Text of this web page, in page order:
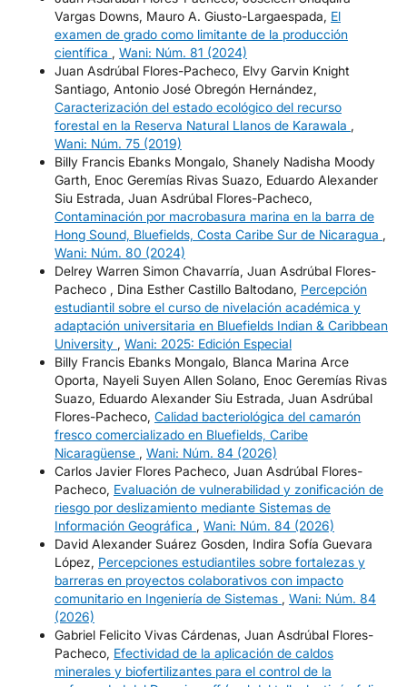
Vargas Downs, Mauro A. Giusto-Largaespada, El
examen de grado como limitante de la producción
científica , Wani: Núm. 81 (2024)
Juan Asdrúbal Flores-Pacheco, Elvy Garvin Knight
Santiago, Antonio José Obregón Hernández,
Caracterización del estado ecológico del recurso
forestal en la Reserva Natural Llanos de Karawala ,
Wani: Núm. 75 (2019)
Billy Francis Ebanks Mongalo, Shanely Nadisha Moody
Garth, Enoc Geremías Rivas Suazo, Eduardo Alexander
Siu Estrada, Juan Asdrúbal Flores-Pacheco,
Contaminación por macrobasura marina en la barra de
Hong Sound, Bluefields, Costa Caribe Sur de Nicaragua ,
Wani: Núm. 80 (2024)
Delrey Warren Simon Chavarría, Juan Asdrúbal Flores-
Pacheco , Dina Esther Castillo Baltodano, Percepción
estudiantil sobre el curso de nivelación académica y
adaptación universitaria en Bluefields Indian & Caribbean
University , Wani: 2025: Edición Especial
Billy Francis Ebanks Mongalo, Blanca Marina Arce
Oporta, Nayeli Suyen Allen Solano, Enoc Geremías Rivas
Suazo, Eduardo Alexander Siu Estrada, Juan Asdrúbal
Flores-Pacheco, Calidad bacteriológica del camarón
fresco comercializado en Bluefields, Caribe
Nicaragüense , Wani: Núm. 84 (2026)
Carlos Javier Flores Pacheco, Juan Asdrúbal Flores-
Pacheco, Evaluación de vulnerabilidad y zonificación de
riesgo por deslizamiento mediante Sistemas de
Información Geográfica , Wani: Núm. 84 (2026)
David Alexander Suárez Gosden, Indira Sofía Guevara
López, Percepciones estudiantiles sobre fortalezas y
barreras en proyectos colaborativos con impacto
comunitario en Ingeniería de Sistemas , Wani: Núm. 84
(2026)
Gabriel Felicito Vivas Cárdenas, Juan Asdrúbal Flores-
Pacheco, Efectividad de la aplicación de caldos
minerales y biofertilizantes para el control de la